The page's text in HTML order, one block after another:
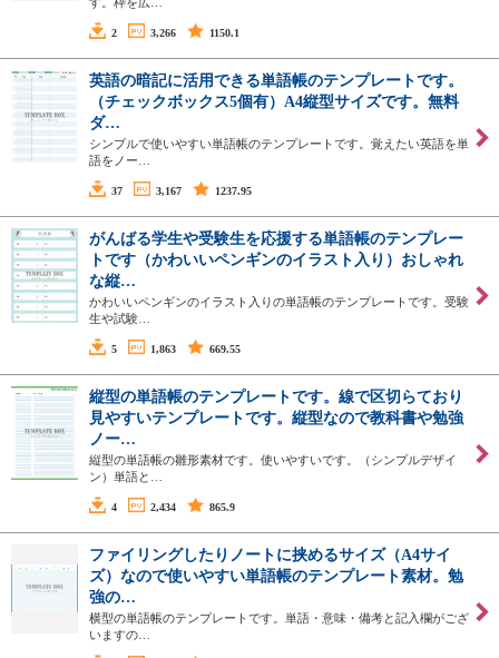
2 3,266 1150.1
英語の暗記に活用できる単語帳のテンプレートです。
（チェックボックス5個有）A4縦型サイズです。無料
ダ…
シンプルで使いやすい単語帳のテンプレートです。覚えたい英語を単
語をノー…
37 3,167 1237.95
がんばる学生や受験生を応援する単語帳のテンプレー
トです（かわいいペンギンのイラスト入り）おしゃれ
な縦…
かわいいペンギンのイラスト入りの単語帳のテンプレートです。受験
生や試験…
5 1,863 669.55
縦型の単語帳のテンプレートです。線で区切らており
見やすいテンプレートです。縦型なので教科書や勉強
ノー…
縦型の単語帳の雛形素材です。使いやすいです。（シンプルデザイ
ン）単語と…
4 2,434 865.9
ファイリングしたりノートに挟めるサイズ（A4サイ
ズ）なので使いやすい単語帳のテンプレート素材。勉
強の…
横型の単語帳のテンプレートです。単語・意味・備考と記入欄がござ
いますの…